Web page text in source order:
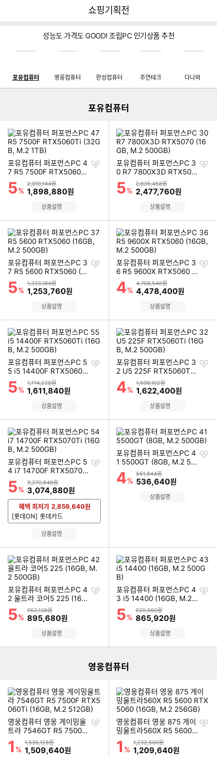
다나와
쇼핑기획전
성능도 가격도 GOOD! 조립PC 인기상품 추천
포유컴퓨터 영웅컴퓨터 한성컴퓨터 주연테크 다나와
포유컴퓨터
포유컴퓨터 퍼포먼스PC 4
7 R5 7500F RTX5060Ti
(32GB, M.2 1TB)
할인률
5%
상품금액
2,019,144원
할인금액
1,898,880원
찜
상품설명
포유컴퓨터 퍼포먼스PC 3
0 R7 7800X3D RTX507
0 (16GB, M.2 500GB)
할인률
5%
상품금액
2,635,458원
할인금액
2,477,760원
찜
상품설명
포유컴퓨터 퍼포먼스PC 3
7 R5 5600 RTX5060 (16
GB, M.2 500GB)
할인률
5%
상품금액
1,333,184원
할인금액
1,253,760원
찜
상품설명
포유컴퓨터 퍼포먼스PC 3
6 R5 9600X RTX5060 (1
6GB, M.2 500GB)
할인률
4%
상품금액
4,708,540원
할인금액
4,478,400원
찜
상품설명
포유컴퓨터 퍼포먼스PC 5
5 i5 14400F RTX5060Ti
(16GB, M.2 500GB)
할인률
5%
상품금액
1,714,228원
할인금액
1,611,840원
찜
상품설명
포유컴퓨터 퍼포먼스PC 3
2 U5 225F RTX5060Ti
(16GB, M.2 500GB)
할인률
4%
상품금액
1,698,102원
할인금액
1,622,400원
찜
상품설명
포유컴퓨터 퍼포먼스PC 5
4 i7 14700F RTX5070Ti
(16GB, M.2 500GB)
할인률
5%
상품금액
3,270,848원
할인금액
3,074,880원
찜
혜택 최저가 2,859,640원
[롯데ON] 롯데카드
상품설명
포유컴퓨터 퍼포먼스PC 4
1 5500GT (8GB, M.2 50
0GB)
할인률
4%
상품금액
561,844원
할인금액
536,640원
찜
상품설명
포유컴퓨터 퍼포먼스PC 4
2 울트라 코어5 225 (16G
B, M.2 500GB)
할인률
5%
상품금액
952,138원
할인금액
895,680원
찜
상품설명
포유컴퓨터 퍼포먼스PC 4
3 i5 14400 (16GB, M.2
500GB)
할인률
5%
상품금액
920,660원
할인금액
865,920원
찜
상품설명
영웅컴퓨터
영웅컴퓨터 영웅 게이밍울
트라 7546GT R5 7500F
RTX5060Ti (16GB, M.2
512GB)
할인률
1 %
상품금액
1,535,128원
할인금액
1,509,640원
찜
영웅컴퓨터 영웅 875 게이
밍울트라560X R5 5600
RTX5060 (16GB, M.2 25
6GB)
할인률
1 %
상품금액
1,232,500원
할인금액
1,209,640원
찜